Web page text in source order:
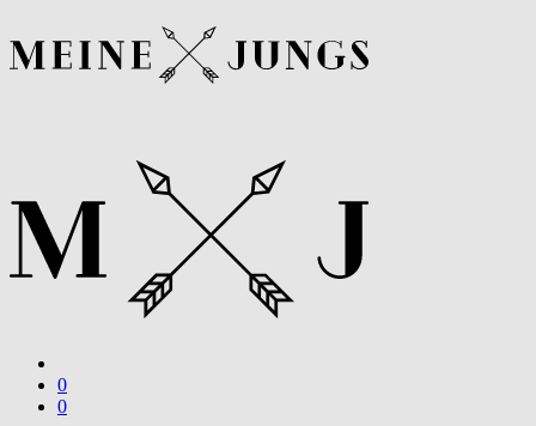
0
0